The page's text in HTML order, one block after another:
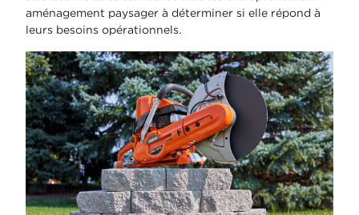
aménagement paysager à déterminer si elle répond à
leurs besoins opérationnels.